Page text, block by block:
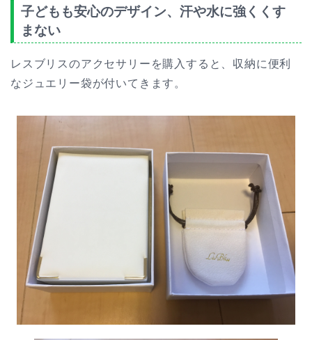
子どもも安心のデザイン、汗や水に強くくす
まない
レスブリスのアクセサリーを購入すると、収納に便利
なジュエリー袋が付いてきます。